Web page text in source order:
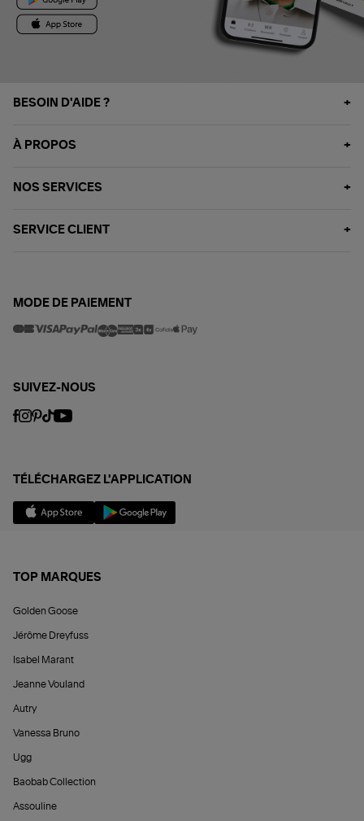
BESOIN D'AIDE ?
À PROPOS
NOS SERVICES
SERVICE CLIENT
MODE DE PAIEMENT
SUIVEZ-NOUS
TÉLÉCHARGEZ L'APPLICATION
TOP MARQUES
Golden Goose
Jérôme Dreyfuss
Isabel Marant
Jeanne Vouland
Autry
Vanessa Bruno
Ugg
Baobab Collection
Assouline